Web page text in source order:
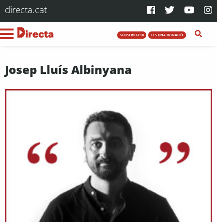
directa.cat
SUBSCRIU-T'HI FES UNA DONACIÓ
Josep Lluís Albinyana